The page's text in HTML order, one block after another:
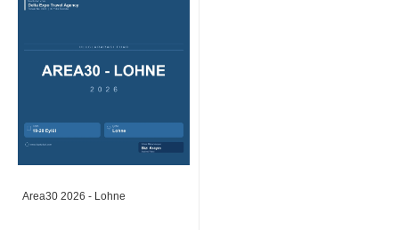
Area30 2026 - Lohne